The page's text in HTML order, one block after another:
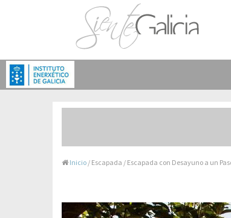
Inicio / Escapada / Escapada con Desayuno a un